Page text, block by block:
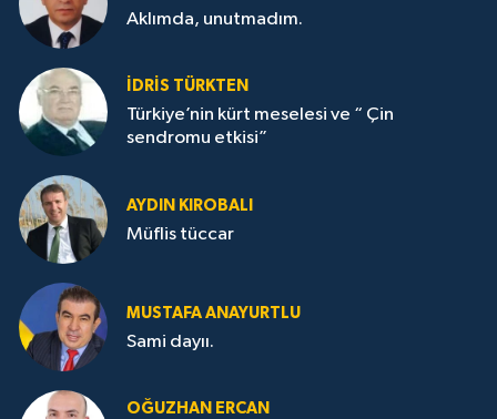
Aklımda, unutmadım.
İDRİS TÜRKTEN
Türkiye’nin kürt meselesi ve “ Çin
sendromu etkisi”
AYDIN KIROBALI
Müflis tüccar
MUSTAFA ANAYURTLU
Sami dayıı.
OĞUZHAN ERCAN